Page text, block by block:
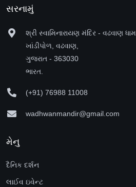
સરનામું
શ્રી સ્વામિનારાયણ મંદિર - વઢવાણ ધામ
ખાંડીપોળ, વઢવાણ,
ગુજરાત - 363030
ભારત.
(+91) 76988 11008
wadhwanmandir@gmail.com
મેનુ
દૈનિક દર્શન
લાઈવ ઇવેન્ટ